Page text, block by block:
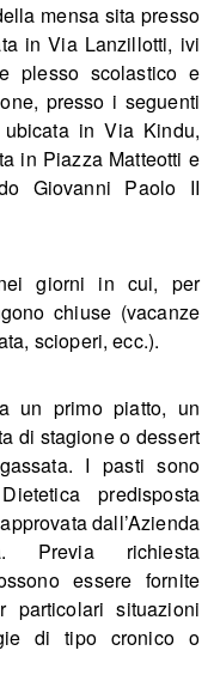
mensa sita presso
in Via Lanzillotti, ivi
plesso scolastico e
presso i seguenti
in Via Kindu,
in Piazza Matteotti e
Giovanni Paolo II
giorni in cui, per
chiuse (vacanze
scioperi, ecc.).
un primo piatto, un
di stagione o dessert
I pasti sono
predisposta
dall’Azienda
Previa richiesta
essere fornite
particolari situazioni
di tipo cronico o